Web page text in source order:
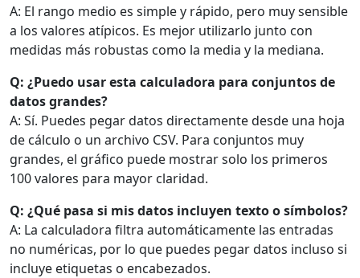
A: El rango medio es simple y rápido, pero muy sensible
a los valores atípicos. Es mejor utilizarlo junto con
medidas más robustas como la media y la mediana.
Q: ¿Puedo usar esta calculadora para conjuntos de
datos grandes?
A: Sí. Puedes pegar datos directamente desde una hoja
de cálculo o un archivo CSV. Para conjuntos muy
grandes, el gráfico puede mostrar solo los primeros
100 valores para mayor claridad.
Q: ¿Qué pasa si mis datos incluyen texto o símbolos?
A: La calculadora filtra automáticamente las entradas
no numéricas, por lo que puedes pegar datos incluso si
incluye etiquetas o encabezados.